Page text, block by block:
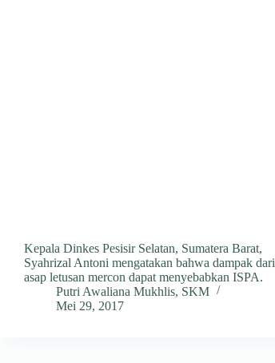
Kepala Dinkes Pesisir Selatan, Sumatera Barat,
Syahrizal Antoni mengatakan bahwa dampak dari
asap letusan mercon dapat menyebabkan ISPA.
Putri Awaliana Mukhlis, SKM
Mei 29, 2017